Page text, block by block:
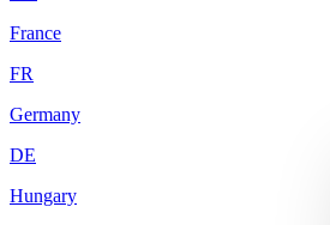
France
FR
Germany
DE
Hungary